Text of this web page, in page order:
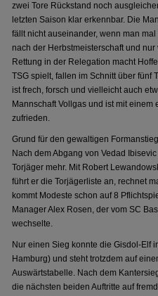
zwei Tore Rückstand noch
letzten Saison klar erkennbar. Die
fällt nicht auseinander, wenn man
nach der Herbstmeisterschaft und
Rettung in der Relegation macht
TSG spielt, fallen im Schnitt über fünf
ist frech, forsch und vielleicht auch
Mannschaft Vollgas und ist mit
zufrieden.
Grund für den gewaltigen
Nach dem Abgang von Vedad
Torjäger mehr. Mit Robert
führt er die Torjägerliste an, rechnet
kommt Modeste schon auf 8
Manager Alex Rosen, der vom SC
wechselte.
Nur einen Sieg konnte die Gisdol-Elf
Hamburg) und steht trotzdem auf
Auswärtstabelle. Nach dem
die nächsten beiden Auftritte auf